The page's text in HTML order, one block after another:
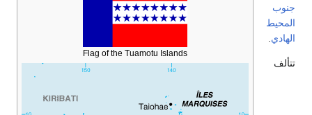
Flag of the Tuamotu Islands
جنوب
المحيط
الهادي
تتألف